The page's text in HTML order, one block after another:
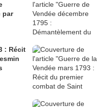
par
: Récit